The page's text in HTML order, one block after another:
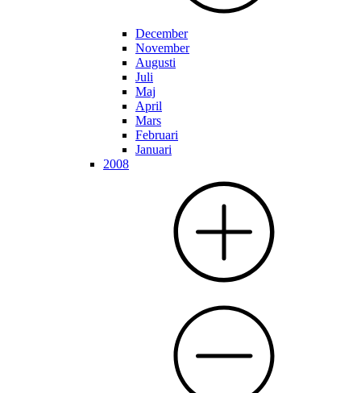
December
November
Augusti
Juli
Maj
April
Mars
Februari
Januari
2008